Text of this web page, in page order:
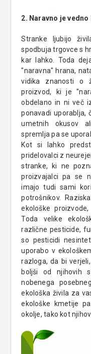
2. Naravno je vedno
Stranke ljubijo
spodbuja trgovce s
kar lahko. Toda
"naravna" hrana,
vidika znanosti o
proizvod, ki je
obdelano in ni več
ponavadi uporablja,
umetnih okusov
spremlja pa se
Kot si lahko
pridelovalci z
stranke, ki ne
proizvajalci pa se
imajo tudi sami
potrošnikov.
ekološke
Toda velike
različne pesticide,
so pesticidi
uporabo v
razloga, da bi
boljši od njihovih
nobenega
ekološka živila za
ekološke kmetije
okolje, tako kot